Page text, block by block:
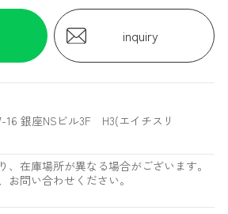
inquiry
16 銀座NSビル3F H3(エイチスリ
在庫場所が異なる場合がございます。
問い合わせください。